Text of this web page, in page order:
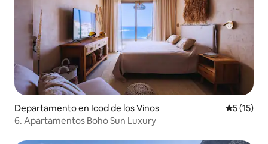
Departamento en Icod de los Vinos
5 (15)
6. Apartamentos Boho Sun Luxury